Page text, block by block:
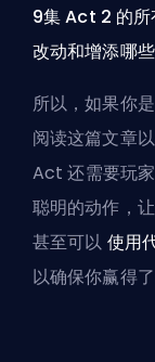
9集 Act 2 的所
改动和增添哪些
所以，如果你
阅读这篇文章
Act 还需要玩
聪明的动作，
甚至可以 使用
以确保你赢得